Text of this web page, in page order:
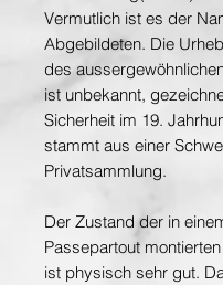
Vermutlich ist es der
Abgebildeten. Die
des
ist unbekannt,
Sicherheit im 19.
stammt aus einer
Privatsammlung.
Der Zustand der in
Passepartout
ist physisch sehr gut.